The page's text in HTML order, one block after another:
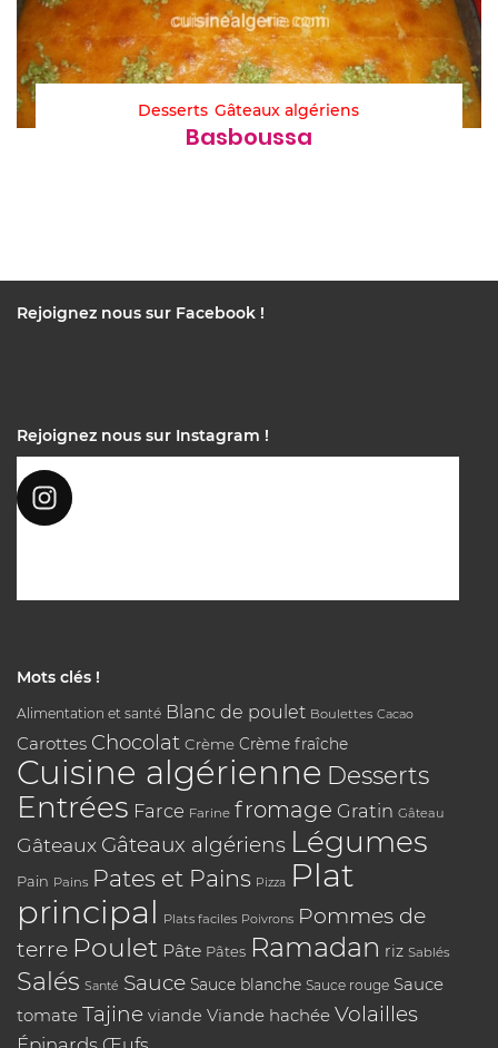
Desserts Gâteaux algériens
Basboussa
Rejoignez nous sur Facebook !
Rejoignez nous sur Instagram !
Mots clés !
Alimentation et santé Blanc de poulet Boulettes Cacao
Carottes Chocolat Crème Crème fraîche
Cuisine algérienne Desserts
Entrées Farce Farine fromage Gratin Gâteau
Gâteaux Gâteaux algériens Légumes
Pain Pains Pates et Pains Pizza Plat
principal Plats faciles Poivrons Pommes de
terre Poulet Pâte Pâtes Ramadan riz Sablés
Salés Santé Sauce Sauce blanche Sauce rouge Sauce
tomate Tajine viande Viande hachée Volailles